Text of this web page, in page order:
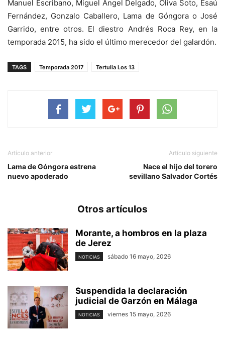
Manuel Escribano, Miguel Ángel Delgado, Oliva Soto, Esaú
Fernández, Gonzalo Caballero, Lama de Góngora o José
Garrido, entre otros. El diestro Andrés Roca Rey, en la
temporada 2015, ha sido el último merecedor del galardón.
TAGS Temporada 2017 Tertulia Los 13
Artículo anterior
Lama de Góngora estrena
nuevo apoderado
Artículo siguiente
Nace el hijo del torero
sevillano Salvador Cortés
Otros artículos
Morante, a hombros en la plaza
de Jerez
NOTICIAS sábado 16 mayo, 2026
Suspendida la declaración
judicial de Garzón en Málaga
NOTICIAS viernes 15 mayo, 2026